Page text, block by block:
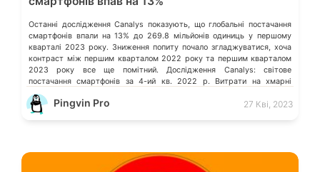
Останні дослідження Canalys показують, що глобальні постачання
смартфонів впали на 13% до 269.8 мільйонів одиниць у першому
кварталі 2023 року. Зниження попиту почало згладжуватися, хоча
контраст між першим кварталом 2022 року та першим кварталом
2023 року все ще помітний. Дослідження Canalys: світове
постачання смартфонів за 4-ий кв. 2022 р. Витрати на хмарні
послуги в усьому […]
Pingvin Pro 27 Кві, 2023